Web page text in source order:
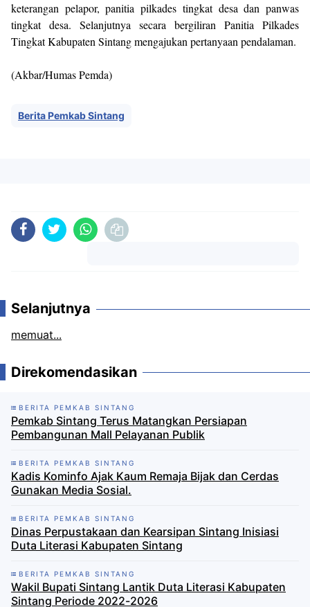
keterangan pelapor, panitia pilkades tingkat desa dan panwas
tingkat desa. Selanjutnya secara bergiliran Panitia Pilkades
Tingkat Kabupaten Sintang mengajukan pertanyaan pendalaman.
(Akbar/Humas Pemda)
Berita Pemkab Sintang
Selanjutnya
memuat...
Direkomendasikan
BERITA PEMKAB SINTANG
Pemkab Sintang Terus Matangkan Persiapan
Pembangunan Mall Pelayanan Publik
BERITA PEMKAB SINTANG
Kadis Kominfo Ajak Kaum Remaja Bijak dan Cerdas
Gunakan Media Sosial.
BERITA PEMKAB SINTANG
Dinas Perpustakaan dan Kearsipan Sintang Inisiasi
Duta Literasi Kabupaten Sintang
BERITA PEMKAB SINTANG
Wakil Bupati Sintang Lantik Duta Literasi Kabupaten
Sintang Periode 2022-2026